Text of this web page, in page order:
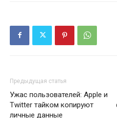
Предыдущая статья
Ужас пользователей: Apple и
Twitter тайком копируют
личные данные